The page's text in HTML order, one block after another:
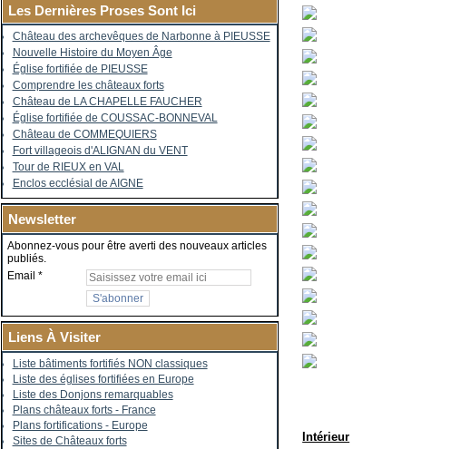
Les Dernières Proses Sont Ici
Château des archevêques de Narbonne à PIEUSSE
Nouvelle Histoire du Moyen Âge
Église fortifiée de PIEUSSE
Comprendre les châteaux forts
Château de LA CHAPELLE FAUCHER
Église fortifiée de COUSSAC-BONNEVAL
Château de COMMEQUIERS
Fort villageois d'ALIGNAN du VENT
Tour de RIEUX en VAL
Enclos ecclésial de AIGNE
Newsletter
Abonnez-vous pour être averti des nouveaux articles
publiés.
Email
Liens À Visiter
Liste bâtiments fortifiés NON classiques
Liste des églises fortifiées en Europe
Liste des Donjons remarquables
Plans châteaux forts - France
Plans fortifications - Europe
Sites de Châteaux forts
Intérieur